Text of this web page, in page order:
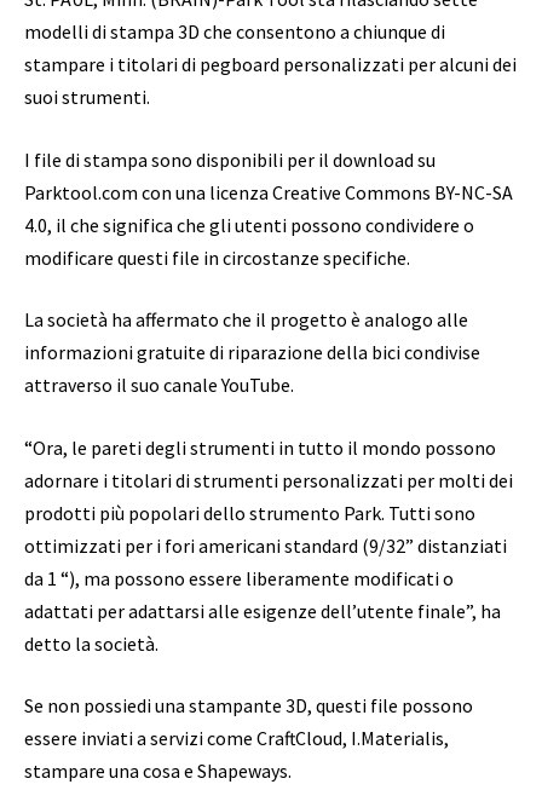
modelli di stampa 3D che consentono a chiunque di
stampare i titolari di pegboard personalizzati per alcuni dei
suoi strumenti.
I file di stampa sono disponibili per il download su
Parktool.com con una licenza Creative Commons BY-NC-SA
4.0, il che significa che gli utenti possono condividere o
modificare questi file in circostanze specifiche.
La società ha affermato che il progetto è analogo alle
informazioni gratuite di riparazione della bici condivise
attraverso il suo canale YouTube.
“Ora, le pareti degli strumenti in tutto il mondo possono
adornare i titolari di strumenti personalizzati per molti dei
prodotti più popolari dello strumento Park. Tutti sono
ottimizzati per i fori americani standard (9/32” distanziati
da 1 “), ma possono essere liberamente modificati o
adattati per adattarsi alle esigenze dell’utente finale”, ha
detto la società.
Se non possiedi una stampante 3D, questi file possono
essere inviati a servizi come CraftCloud, I.Materialis,
stampare una cosa e Shapeways.